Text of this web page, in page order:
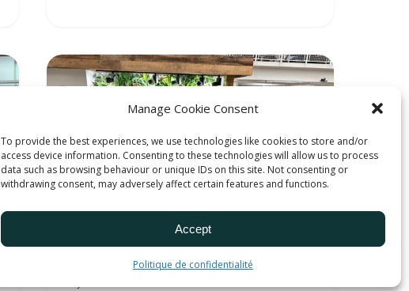
Manage Cookie Consent
To provide the best experiences, we use technologies like cookies to store and/or
access device information. Consenting to these technologies will allow us to process
data such as browsing behaviour or unique IDs on this site. Not consenting or
withdrawing consent, may adversely affect certain features and functions.
Accept
Politique de confidentialité